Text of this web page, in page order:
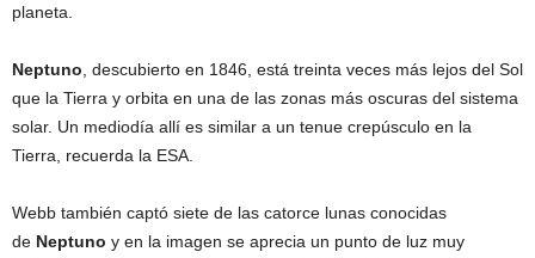
planeta.
Neptuno , descubierto en 1846, está treinta veces más lejos del Sol
que la Tierra y orbita en una de las zonas más oscuras del sistema
solar. Un mediodía allí es similar a un tenue crepúsculo en la
Tierra, recuerda la ESA.
Webb también captó siete de las catorce lunas conocidas
de Neptuno y en la imagen se aprecia un punto de luz muy